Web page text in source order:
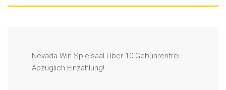
Nevada Win Spielsaal Über 10 Gebührenfrei
Abzüglich Einzahlung!